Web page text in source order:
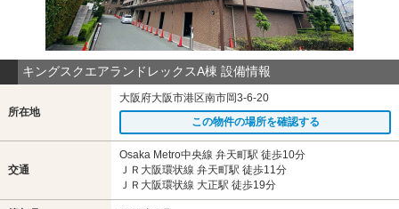
キングスクエアランドレックスA棟 設備情報
所在地
大阪府大阪市港区南市岡3-6-20
この物件の場所を確認する
交通
Osaka Metro中央線 弁天町駅 徒歩10分
ＪＲ大阪環状線 弁天町駅 徒歩11分
ＪＲ大阪環状線 大正駅 徒歩19分